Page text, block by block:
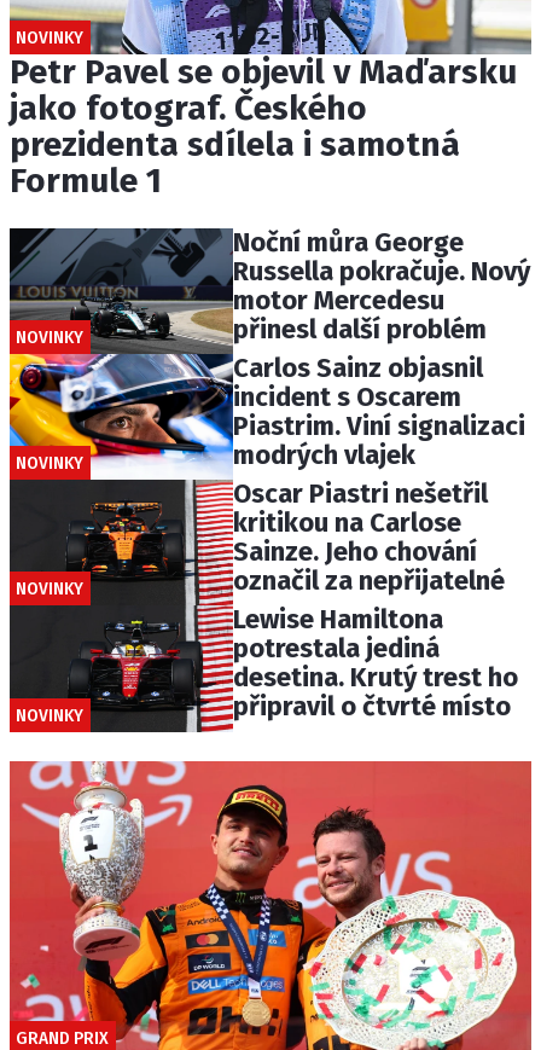
NOVINKY
Petr Pavel se objevil v Maďarsku
jako fotograf. Českého
prezidenta sdílela i samotná
Formule 1
NOVINKY
Noční můra George
Russella pokračuje. Nový
motor Mercedesu
přinesl další problém
NOVINKY
Carlos Sainz objasnil
incident s Oscarem
Piastrim. Viní signalizaci
modrých vlajek
NOVINKY
Oscar Piastri nešetřil
kritikou na Carlose
Sainze. Jeho chování
označil za nepřijatelné
NOVINKY
Lewise Hamiltona
potrestala jediná
desetina. Krutý trest ho
připravil o čtvrté místo
GRAND PRIX